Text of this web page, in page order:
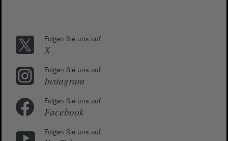
Folgen Sie uns auf
X
Folgen Sie uns auf
Instagram
Folgen Sie uns auf
Facebook
Folgen Sie uns auf